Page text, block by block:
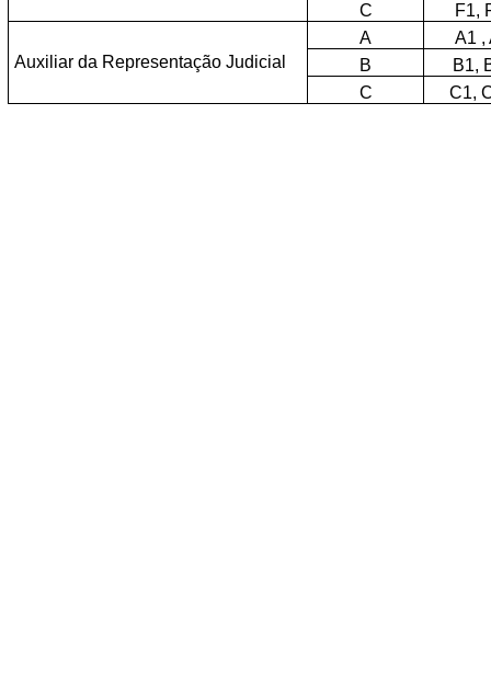
C
F1,
Auxiliar da Representação Judicial
A A1 ,
B
B1,
C
C1,